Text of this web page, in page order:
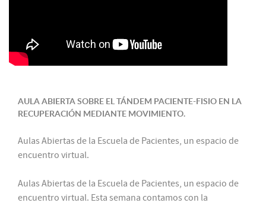
AULA ABIERTA SOBRE EL TÁNDEM PACIENTE-FISIO EN LA
RECUPERACIÓN MEDIANTE MOVIMIENTO.
Aulas Abiertas de la Escuela de Pacientes, un espacio de
encuentro virtual.
Aulas Abiertas de la Escuela de Pacientes, un espacio de
encuentro virtual. Esta semana contamos con la